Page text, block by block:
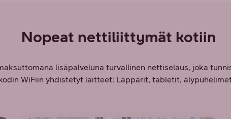
Nopeat nettiliittymät kotiin
lisäpalveluna turvallinen nettiselaus, joka
WiFiin yhdistetyt laitteet: Läppärit, tabletit,